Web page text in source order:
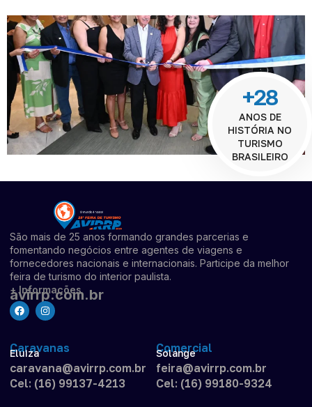
+28
ANOS DE
HISTÓRIA NO
TURISMO
BRASILEIRO
São mais de 25 anos formando grandes parcerias e
fomentando negócios entre agentes de viagens e
fornecedores nacionais e internacionais. Participe da melhor
feira de turismo do interior paulista.
+ Informações
avirrp.com.br
Caravanas
Eluiza
caravana@avirrp.com.br
Cel: (16) 99137-4213
Comercial
Solange
feira@avirrp.com.br
Cel: (16) 99180-9324